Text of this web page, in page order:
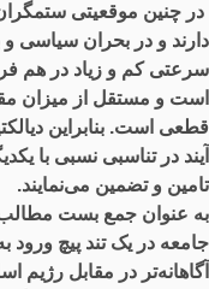
در چنین موقعیتی
دارند و در بحران سیاسی و
سرعتی کم و زیاد در هم
است و مستقل از میزان
قطعی است. بنابراین
آیند در تناسبی نسبی با
تامین و تضمین می‌نمایند.
به عنوان جمع بست مطالب
جامعه در یک تند پیچ
آگاهانه‌تر در مقابل رژیم